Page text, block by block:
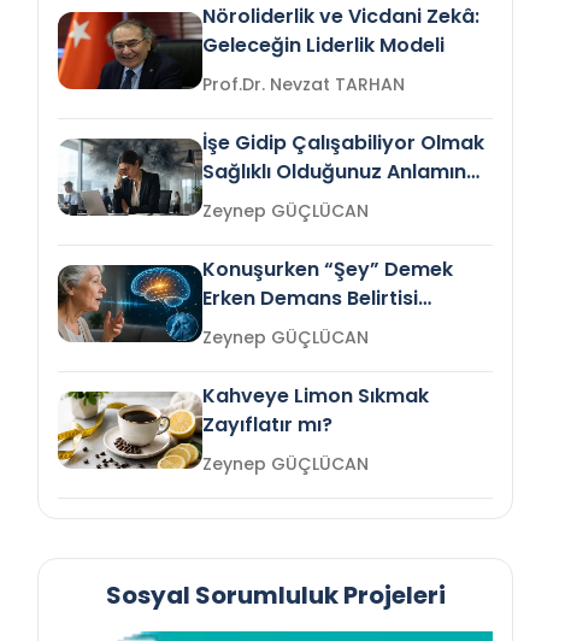
Nöroliderlik ve Vicdani Zekâ:
Geleceğin Liderlik Modeli
Prof.Dr. Nevzat TARHAN
İşe Gidip Çalışabiliyor Olmak
Sağlıklı Olduğunuz Anlamına
Gelir mi?Zeynep GÜÇLÜCAN
Konuşurken “Şey” Demek
Erken Demans Belirtisi
Olabilir mi?Zeynep GÜÇLÜCAN
Kahveye Limon Sıkmak
Zayıflatır mı?
Zeynep GÜÇLÜCAN
Sosyal Sorumluluk Projeleri